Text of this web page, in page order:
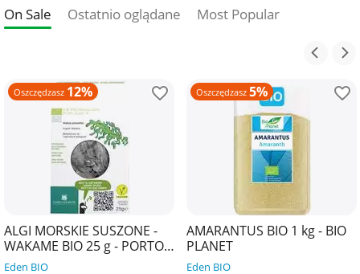
On Sale Ostatnio oglądane Most Popular
Oszczędzasz 12%
ALGI MORSKIE SUSZONE -
WAKAME BIO 25 g - PORTO
MUINOS
Eden BIO
Oszczędzasz 5%
AMARANTUS BIO 1 kg - BIO
PLANET
Eden BIO